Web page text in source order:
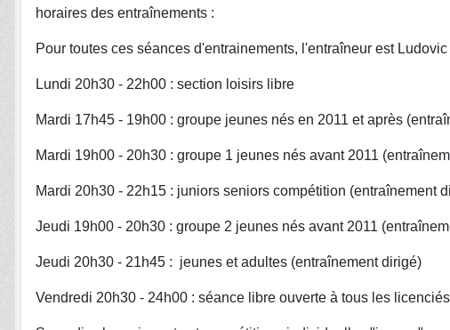
horaires des entraînements :
Pour toutes ces séances d'entrainements, l'entraîneur est
Lundi 20h30 - 22h00 : section loisirs libre
Mardi 17h45 - 19h00 : groupe jeunes nés en 2011 et après
Mardi 19h00 - 20h30 : groupe 1 jeunes nés avant 2011
Mardi 20h30 - 22h15 : juniors seniors compétition (entraînement
Jeudi 19h00 - 20h30 : groupe 2 jeunes nés avant 2011
Jeudi 20h30 - 21h45 : jeunes et adultes (entraînement dirigé)
Vendredi 20h30 - 24h00 : séance libre ouverte à tous les licenciés